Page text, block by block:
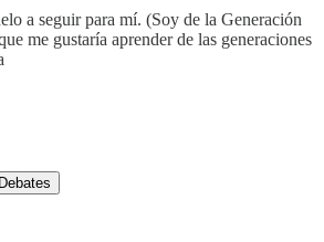
a seguir para mí. (Soy de la Generación
me gustaría aprender de las generaciones
Debates